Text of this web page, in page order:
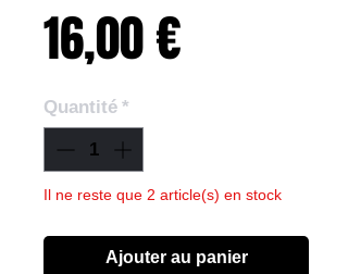
16,00 €
Quantité *
Il ne reste que 2 article(s) en stock
Ajouter au panier